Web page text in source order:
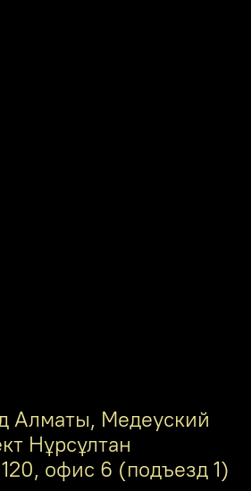
Алматы, Медеуский
Нұрсұлтан
офис 6 (подъезд 1)